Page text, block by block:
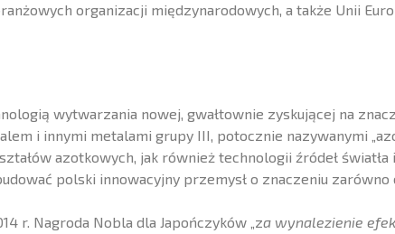
organizacji międzynarodowych, a także Unii
wytwarzania nowej, gwałtownie zyskującej na
i innymi metalami grupy III, potocznie nazywanymi
azotkowych, jak również technologii źródeł
polski innowacyjny przemysł o znaczeniu
r. Nagroda Nobla dla Japończyków „za wynalezienie